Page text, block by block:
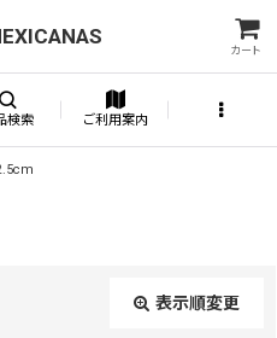
カート
検索 ご利用案内
表示順変更